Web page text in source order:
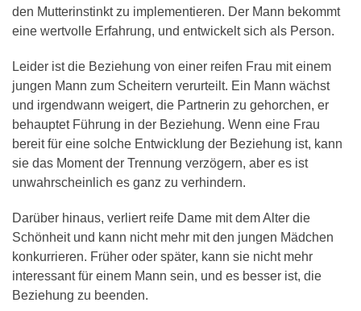
den Mutterinstinkt zu implementieren. Der Mann bekommt
eine wertvolle Erfahrung, und entwickelt sich als Person.
Leider ist die Beziehung von einer reifen Frau mit einem
jungen Mann zum Scheitern verurteilt. Ein Mann wächst
und irgendwann weigert, die Partnerin zu gehorchen, er
behauptet Führung in der Beziehung. Wenn eine Frau
bereit für eine solche Entwicklung der Beziehung ist, kann
sie das Moment der Trennung verzögern, aber es ist
unwahrscheinlich es ganz zu verhindern.
Darüber hinaus, verliert reife Dame mit dem Alter die
Schönheit und kann nicht mehr mit den jungen Mädchen
konkurrieren. Früher oder später, kann sie nicht mehr
interessant für einem Mann sein, und es besser ist, die
Beziehung zu beenden.